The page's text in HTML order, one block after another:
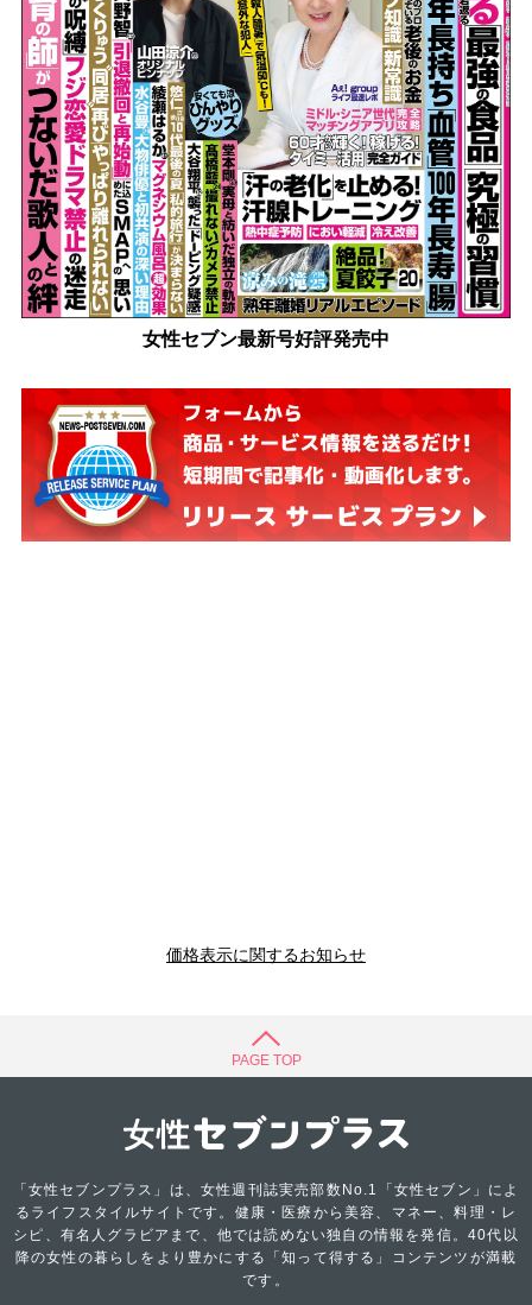
女性セブン最新号好評発売中
価格表示に関するお知らせ
PAGE TOP
「女性セブンプラス」は、女性週刊誌実売部数No.1「女性セブン」によ
るライフスタイルサイトです。健康・医療から美容、マネー、料理・レ
シピ、有名人グラビアまで、他では読めない独自の情報を発信。40代以
降の女性の暮らしをより豊かにする「知って得する」コンテンツが満載
です。